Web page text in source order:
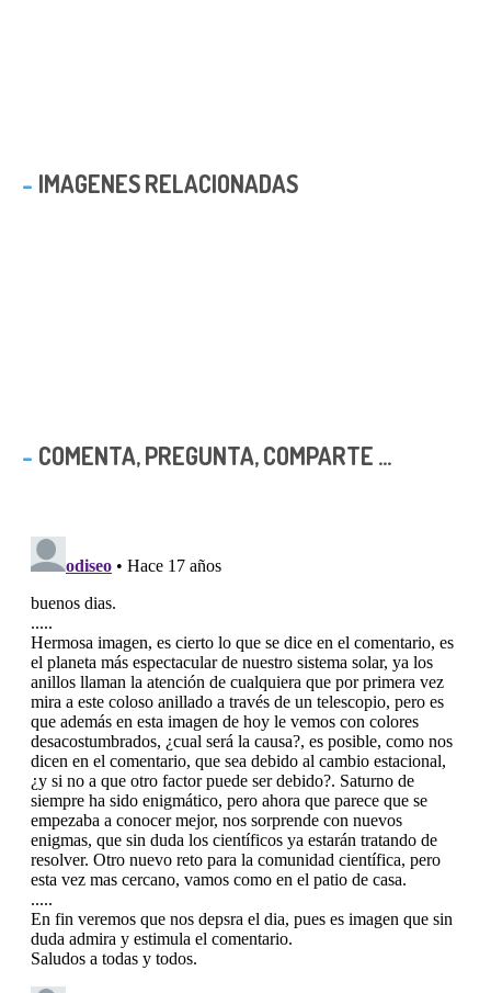
IMAGENES RELACIONADAS
COMENTA, PREGUNTA, COMPARTE ...